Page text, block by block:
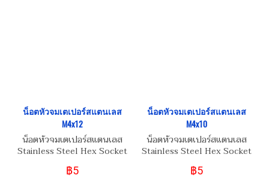
น็อตหัวจมเตเปอร์สแตนเลส
M4x12
น็อตหัวจมเตเปอร์สแตนเลส
Stainless Steel Hex Socket
Taper Head Screw M4x12
฿5
น็อตหัวจมเตเปอร์สแตนเลส
M4x10
น็อตหัวจมเตเปอร์สแตนเลส
Stainless Steel Hex Socket
Taper Head Screw M4x10
฿5